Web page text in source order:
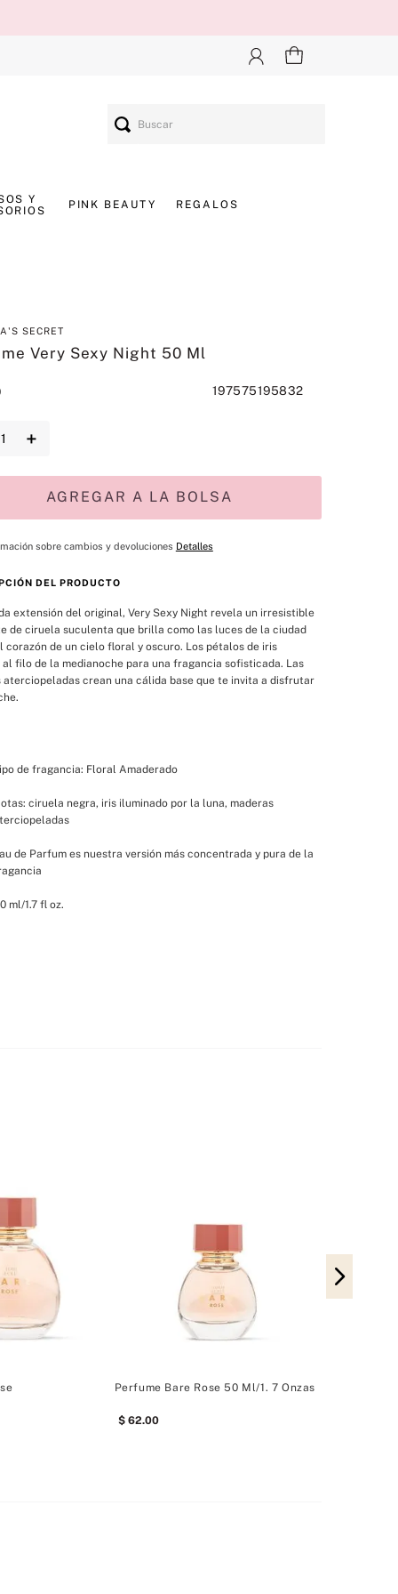
Y
PINK BEAUTY REGALOS
SECRET
Very Sexy Night 50 Ml
197575195832
＋
AGREGAR A LA BOLSA
sobre cambios y devoluciones Detalles
DEL PRODUCTO
extensión del original, Very Sexy Night revela un irresistible
de ciruela suculenta que brilla como las luces de la ciudad
corazón de un cielo floral y oscuro. Los pétalos de iris
filo de la medianoche para una fragancia sofisticada. Las
aterciopeladas crean una cálida base que te invita a disfrutar
de fragancia: Floral Amaderado
ciruela negra, iris iluminado por la luna, maderas
de Parfum es nuestra versión más concentrada y pura de la
ml/1.7 fl oz.
Perfume Bare Rose 50 Ml/1. 7 Onzas
62.00